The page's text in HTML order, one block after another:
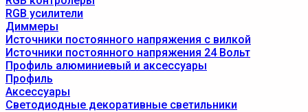
RGB усилители
Диммеры
Источники постоянного напряжения с вилкой
Источники постоянного напряжения 24 Вольт
Профиль алюминиевый и аксессуары
Профиль
Аксессуары
Светодиодные декоративные светильники